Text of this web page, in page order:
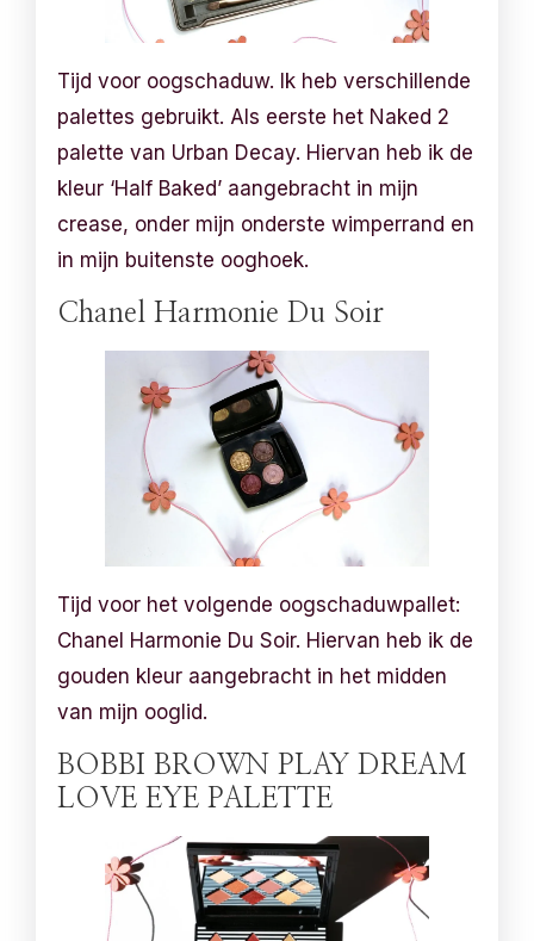
Tijd voor oogschaduw. Ik heb verschillende
palettes gebruikt. Als eerste het Naked 2
palette van Urban Decay. Hiervan heb ik de
kleur ‘Half Baked’ aangebracht in mijn
crease, onder mijn onderste wimperrand en
in mijn buitenste ooghoek.
Chanel Harmonie Du Soir
Tijd voor het volgende oogschaduwpallet:
Chanel Harmonie Du Soir. Hiervan heb ik de
gouden kleur aangebracht in het midden
van mijn ooglid.
BOBBI BROWN PLAY DREAM
LOVE EYE PALETTE